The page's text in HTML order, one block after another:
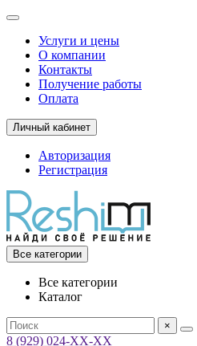
Услуги и цены
О компании
Контакты
Получение работы
Оплата
Личный кабинет
Авторизация
Регистрация
Все категории
Все категории
Каталог
×
8 (929) 024-ХХ-ХХ